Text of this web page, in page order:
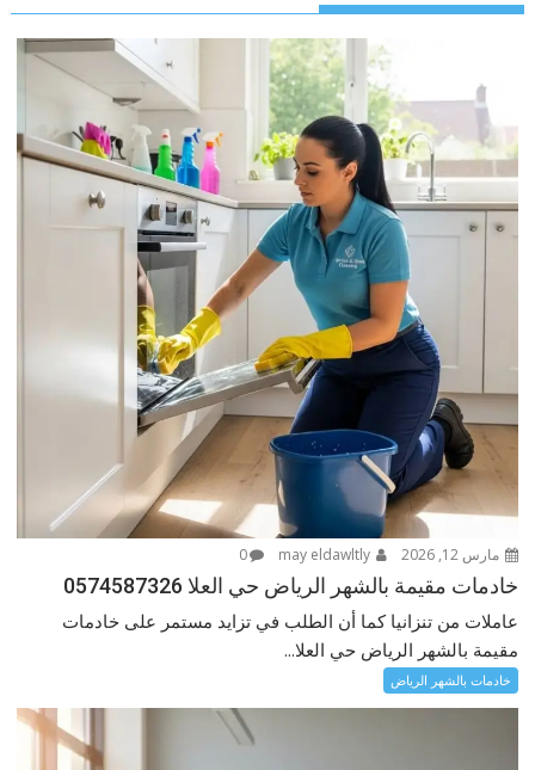
مارس 12, 2026 may eldawltly
0
خادمات مقيمة بالشهر الرياض حي العلا 0574587326
عاملات من تنزانيا كما أن الطلب في تزايد مستمر على خادمات
مقيمة بالشهر الرياض حي العلا...
خادمات بالشهر الرياض